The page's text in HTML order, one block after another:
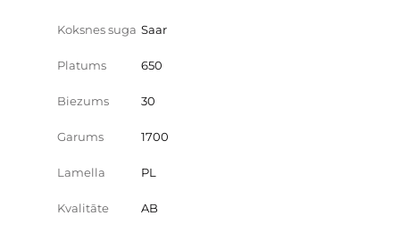
Koksnes suga Saar
Platums 650
Biezums 30
Garums 1700
Lamella PL
Kvalitāte AB